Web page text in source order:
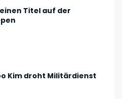
Titel auf der
Kim droht Militärdienst